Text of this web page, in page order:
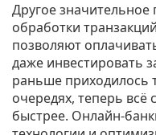
Другое значительное
обработки
позволяют
даже инвестировать
раньше приходилось
очередях, теперь
быстрее. Онлайн-